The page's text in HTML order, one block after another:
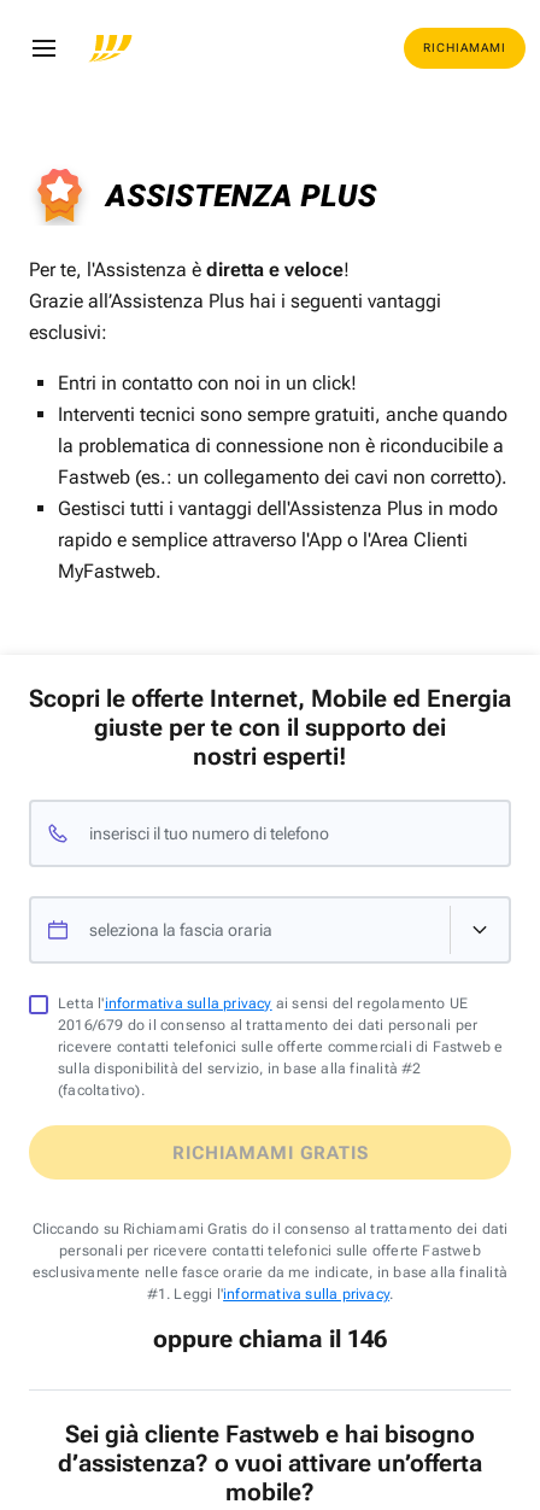
RICHIAMAMI
Per te, l'Assistenza è diretta e veloce!
Grazie all’Assistenza Plus hai i seguenti vantaggi
esclusivi:
Entri in contatto con noi in un click!
Interventi tecnici sono sempre gratuiti, anche quando
la problematica di connessione non è riconducibile a
Fastweb (es.: un collegamento dei cavi non corretto).
Gestisci tutti i vantaggi dell'Assistenza Plus in modo
rapido e semplice attraverso l'App o l'Area Clienti
MyFastweb.
Scopri le offerte Internet, Mobile ed Energia
giuste per te con il supporto dei
nostri esperti!
inserisci il tuo numero di telefono
seleziona la fascia oraria
Letta l'informativa sulla privacy ai sensi del regolamento UE
2016/679 do il consenso al trattamento dei dati personali per
ricevere contatti telefonici sulle offerte commerciali di Fastweb e
sulla disponibilità del servizio, in base alla finalità #2
(facoltativo).
RICHIAMAMI GRATIS
Cliccando su Richiamami Gratis do il consenso al trattamento dei dati
personali per ricevere contatti telefonici sulle offerte Fastweb
esclusivamente nelle fasce orarie da me indicate, in base alla finalità
#1. Leggi l'informativa sulla privacy.
oppure chiama il 146
Sei già cliente Fastweb e hai bisogno
d’assistenza? o vuoi attivare un’offerta
mobile?